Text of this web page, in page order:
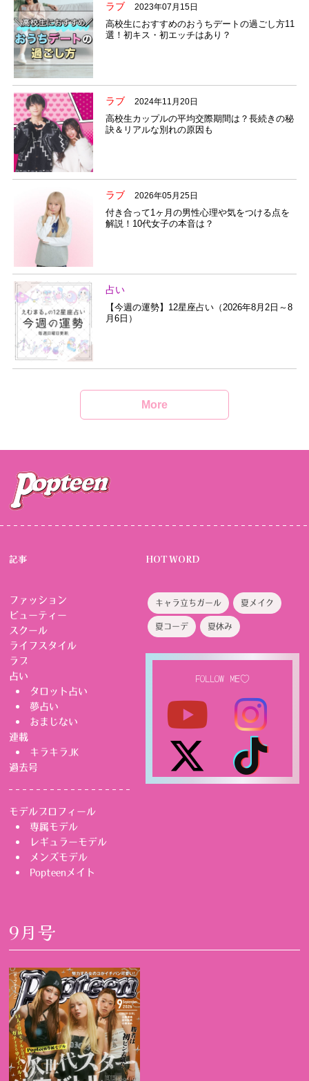
ラブ 2023年07月15日
高校生におすすめのおうちデートの過ごし方11
選！初キス・初エッチはあり？
ラブ 2024年11月20日
高校生カップルの平均交際期間は？長続きの秘
訣＆リアルな別れの原因も
ラブ 2026年05月25日
付き合って1ヶ月の男性心理や気をつける点を
解説！10代女子の本音は？
占い
【今週の運勢】12星座占い（2026年8月2日～8
月6日）
More
記事
ファッション
ビューティー
スクール
ライフスタイル
ラブ
占い
タロット占い
夢占い
おまじない
連載
キラキラJK
過去号
モデルプロフィール
専属モデル
レギュラーモデル
メンズモデル
Popteenメイト
HOT WORD
キャラ立ちガール 夏メイク
夏コーデ 夏休み
FOLLOW ME♡
9月号